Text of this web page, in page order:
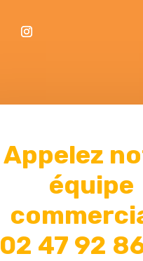
Appelez
équipe
02 47 92